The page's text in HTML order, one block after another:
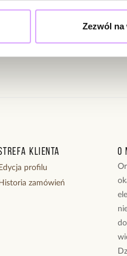
Zezwól na
dane wyrażasz zgodę na
klienta
Edycja profilu
Historia zamówień
O